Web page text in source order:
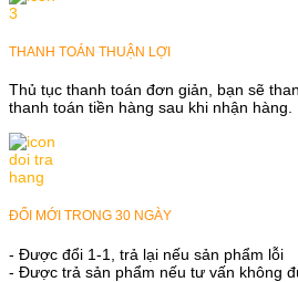
THANH TOÁN THUẬN LỢI
Thủ tục thanh toán đơn giản, bạn sẽ
thanh toán tiền hàng sau khi nhận hàng.
ĐỔI MỚI TRONG 30 NGÀY
- Được đổi 1-1, trả lại nếu sản phẩm lỗi
- Được trả sản phẩm nếu tư vấn không